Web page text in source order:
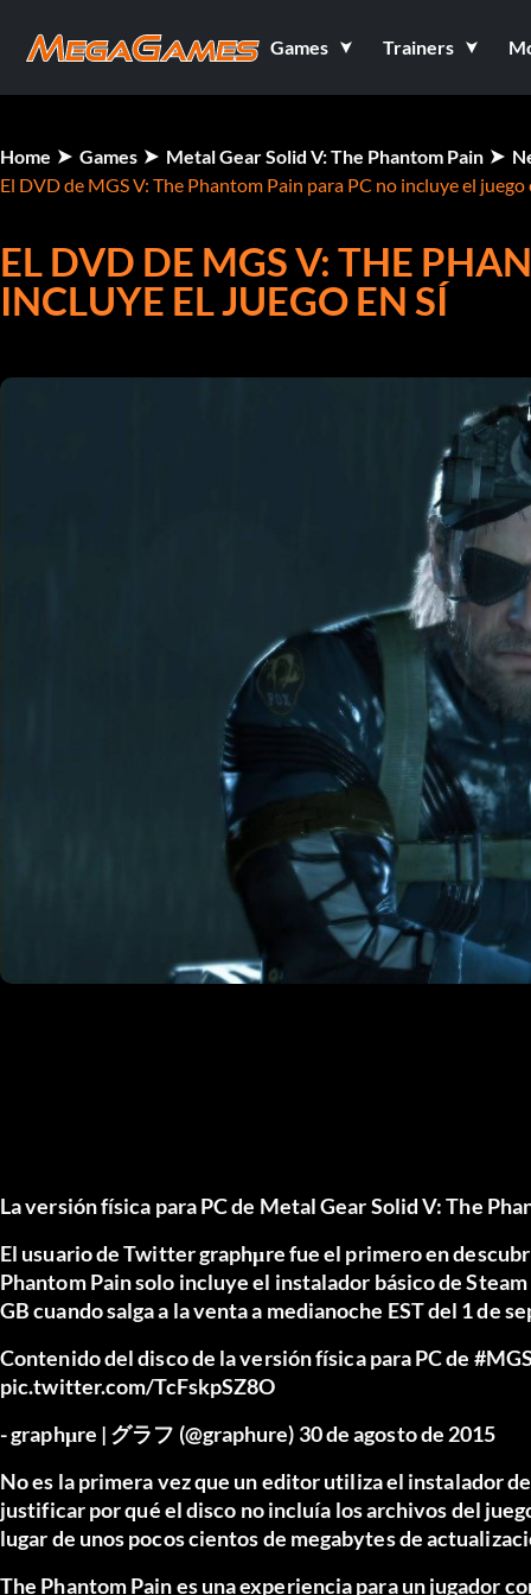
Games Trainers
Home Games Metal Gear Solid V: The Phantom Pain
El DVD de MGS V: The Phantom Pain para PC no incluye el juego
EL DVD DE MGS V: THE
INCLUYE EL JUEGO EN SÍ
La versión física para PC de Metal Gear Solid V: The
El usuario de Twitter graphμre fue el primero en
Phantom Pain solo incluye el instalador básico de
GB cuando salga a la venta a medianoche EST del 1 de
Contenido del disco de la versión física para PC de
pic.twitter.com/TcFskpSZ8O
- graphμre | グラフ (@graphure) 30 de agosto de 2015
No es la primera vez que un editor utiliza el instalador
justificar por qué el disco no incluía los archivos del
lugar de unos pocos cientos de megabytes de
The Phantom Pain es una experiencia para un jugador